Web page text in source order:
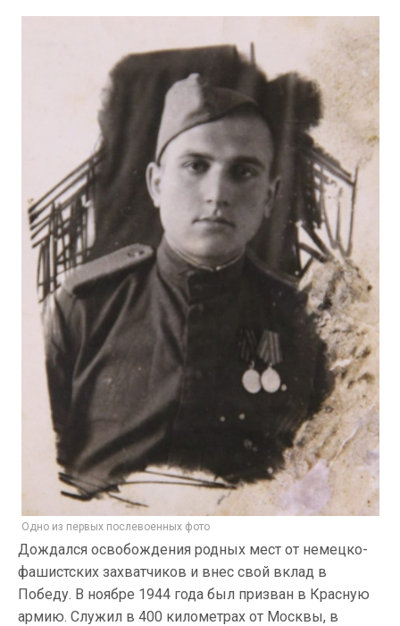
Одно из первых послевоенных фото
Дождался освобождения родных мест от немецко-
фашистских захватчиков и внес свой вклад в
Победу. В ноябре 1944 года был призван в Красную
армию. Служил в 400 километрах от Москвы, в